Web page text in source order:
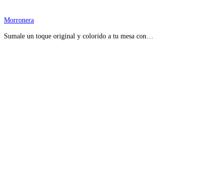
Morronera
Sumale un toque original y colorido a tu mesa con…